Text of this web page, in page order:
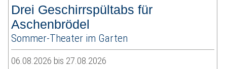
Drei Geschirrspültabs für
Aschenbrödel
Sommer-Theater im Garten
06.08.2026 bis 27.08.2026